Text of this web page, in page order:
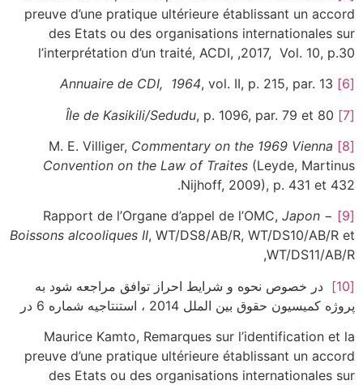
preuve d’une pratique ultérieure établissant un accord
des Etats ou des organisations internationales sur
l’interprétation d’un traité, ACDI, ,2017, Vol. 10, p.30
[6]
Annuaire de CDI, 1964, vol. II, p. 215, par. 13
[7]
Île de Kasikili/Sedudu, p. 1096, par. 79 et 80
[8]
Commentary on the 1969 Vienna
Convention on the Law of Traites (Leyde, Martinus
Nijhoff, 2009), p. 431 et 432.
[9]
Japon −
Boissons alcooliques II, WT/DS8/AB/R, WT/DS10/AB/R et
WT/DS11/AB/R,
[10]
در خصوص نحوه و شرایط احراز توافق مراجعه شود به
پروژه کمیسیون حقوق بین الملل 2014 ، استنتاجیه شماره 6 در
Maurice Kamto, Remarques sur l’identification et la
preuve d’une pratique ultérieure établissant un accord
des Etats ou des organisations internationales sur